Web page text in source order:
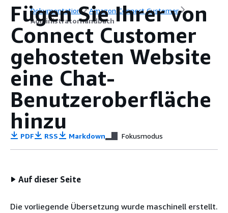
Dokumentation
Amazon Connect Customer
Administratorhandbuch
Fügen Sie Ihrer von
Connect Customer
gehosteten Website
eine Chat-
Benutzeroberfläche
hinzu
PDF RSS Markdown Fokusmodus
Auf dieser Seite
Die vorliegende Übersetzung wurde maschinell erstellt.